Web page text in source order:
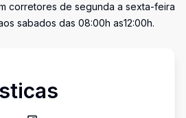
corretores de segunda a sexta-feira
sabados das 08:00h as12:00h.